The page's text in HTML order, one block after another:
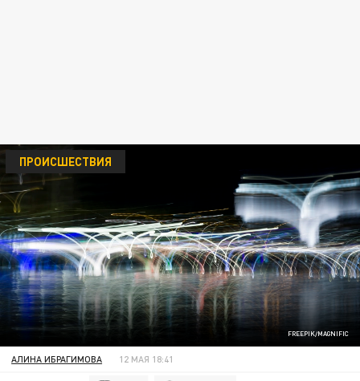
FREEPIK/MAGNIFIC
ПРОИСШЕСТВИЯ
АЛИНА ИБРАГИМОВА 12 МАЯ 18:41